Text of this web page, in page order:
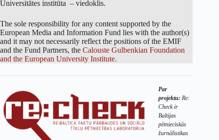
Universitātes institūta – viedoklis.
The sole responsibility for any content supported by the
European Media and Information Fund lies with the author(s)
and it may not necessarily reflect the positions of the EMIF
and the Fund Partners, the Calouste Gulbenkian Foundation
and the European University Institute.
Par
projektu: Re:
Check ir
Baltijas
pētnieciskās
žurnālistikas